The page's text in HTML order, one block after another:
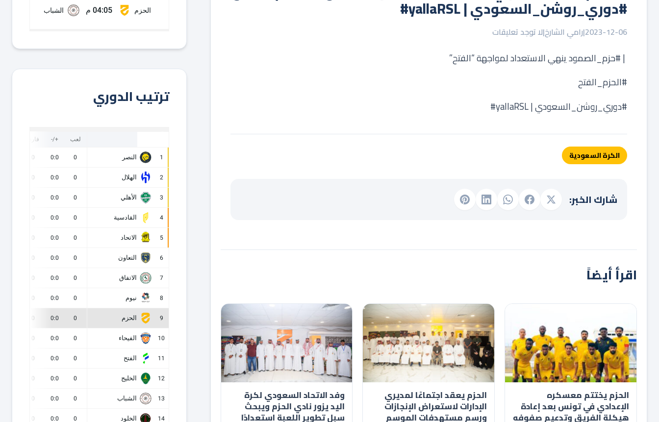
2023-12-06
|رامي الشارخ|لا توجد تعليقات
‏ | ⁧‫#حزم_الصمود‬⁩ ينهي الاستعداد لمواجهة “الفتح”
‏⁧‫#الحزم_الفتح‬⁩
الكرة السعودية
شارك الخبر:
اقرأ أيضاً
الحزم يختتم معسكره
الإعدادي في تونس بعد إعادة
هيكلة الفريق وتدعيم صفوفه
الحزم يعقد اجتماعًا لمديري
الإدارات لاستعراض الإنجازات
ورسم مستهدفات الموسم
وفد الاتحاد السعودي لكرة
اليد يزور نادي الحزم ويبحث
سبل تطوير اللعبة استعدادًا
الحزم 04:05 م الشباب
ترتيب الدوري
لعب +/- فارق
1 النصر 0
0:0
0
2 الهلال 0
0:0
0
3 الأهلي 0
0:0
0
4 القادسية 0
0:0
0
5 الاتحاد 0
0:0
0
6 التعاون 0
0:0
0
7 الاتفاق 0
0:0
0
8 نيوم 0
0:0
0
9 الحزم 0
0:0
0
10 الفيحاء 0
0:0
0
11 الفتح 0
0:0
0
12 الخليج 0
0:0
0
13 الشباب 0
0:0
0
14 الخلود 0
0:0
0